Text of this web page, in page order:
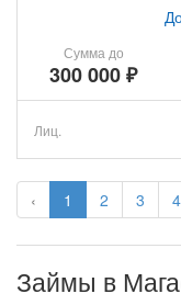
‹ 1 2 3 4
Сумма до
300 000 ₽
Лиц.
Займы в